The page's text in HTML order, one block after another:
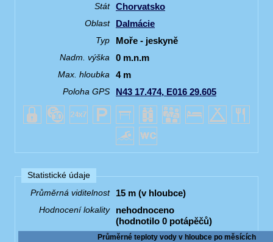
Stát
Chorvatsko
Oblast Dalmácie
Typ Moře - jeskyně
Nadm. výška 0 m.n.m
Max. hloubka 4 m
Poloha GPS N43 17.474, E016 29.605
Statistické údaje
Průměrná viditelnost
15 m (v hloubce)
Hodnocení lokality
nehodnoceno
(hodnotilo 0 potápěčů)
Průměrné teploty vody v hloubce po měsících